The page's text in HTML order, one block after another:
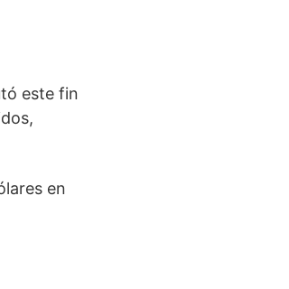
este fin
en